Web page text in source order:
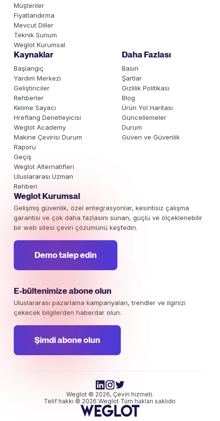
Müşteriler
Fiyatlandırma
Mevcut Diller
Teknik Sunum
Weglot Kurumsal
Kaynaklar
Başlangıç
Yardım Merkezi
Geliştiriciler
Rehberler
Kelime Sayacı
Hreflang Denetleyicisi
Weglot Academy
Makine Çevirisi Durum
Raporu
Geçiş
Weglot Alternatifleri
Uluslararası Uzman
Rehberi
Daha Fazlası
Basın
Şartlar
Gizlilik Politikası
Blog
Ürün Yol Haritası
Güncellemeler
Durum
Güven ve Güvenlik
Weglot Kurumsal
Gelişmiş güvenlik, özel entegrasyonlar, kesintisiz çalışma
garantisi ve çok daha fazlasını sunan, güçlü ve ölçeklenebilir
bir web sitesi çeviri çözümünü keşfedin.
Demo talep edin
E-bültenimize abone olun
Uluslararası pazarlama kampanyaları, trendler ve ilginizi
çekecek bilgilerden haberdar olun.
Şimdi abone olun
Weglot © 2026, Çeviri hizmeti.
Telif hakkı © 2026 Weglot Tüm hakları saklıdır.